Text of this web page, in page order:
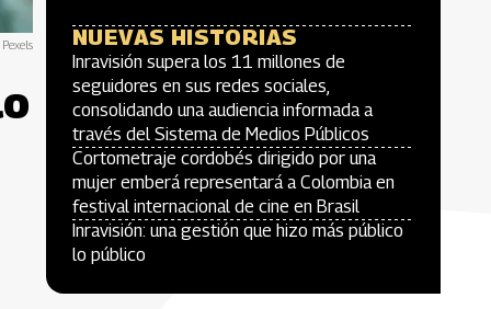
Pexels NUEVAS HISTORIAS
Inravisión supera los 11 millones de
seguidores en sus redes sociales,
consolidando una audiencia informada a
través del Sistema de Medios Públicos
Cortometraje cordobés dirigido por una
mujer emberá representará a Colombia en
festival internacional de cine en Brasil
Inravisión: una gestión que hizo más público
lo público